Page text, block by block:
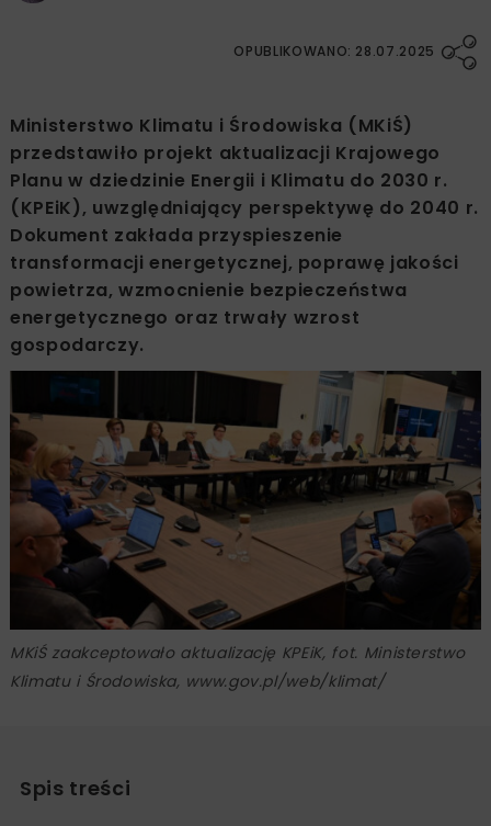
OPUBLIKOWANO: 28.07.2025
Ministerstwo Klimatu i Środowiska (MKiŚ)
przedstawiło projekt aktualizacji Krajowego
Planu w dziedzinie Energii i Klimatu do 2030 r.
(KPEiK), uwzględniający perspektywę do 2040 r.
Dokument zakłada przyspieszenie
transformacji energetycznej, poprawę jakości
powietrza, wzmocnienie bezpieczeństwa
energetycznego oraz trwały wzrost
gospodarczy.
MKiŚ zaakceptowało aktualizację KPEiK, fot. Ministerstwo
Klimatu i Środowiska, www.gov.pl/web/klimat/
Spis treści